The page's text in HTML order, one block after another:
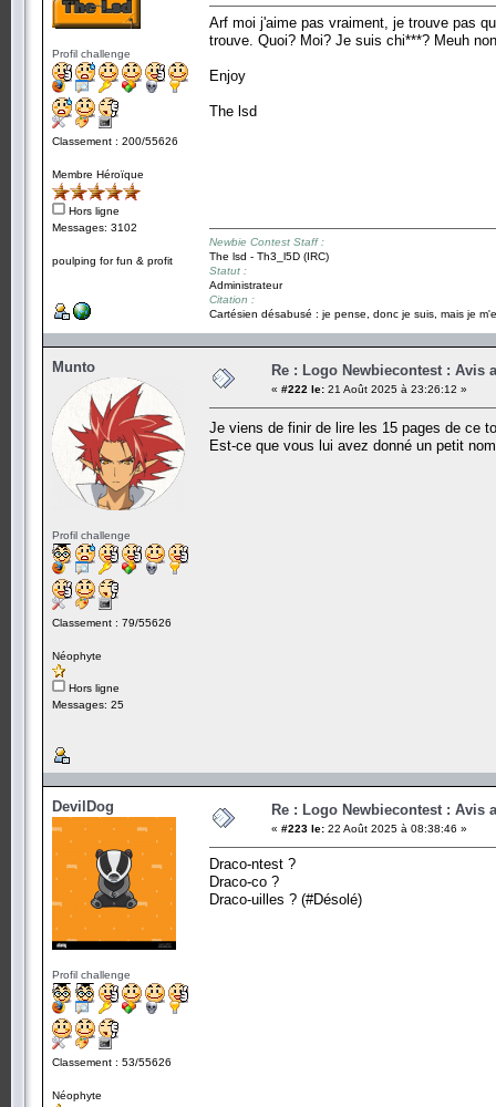
Profil challenge
Classement : 200/55626
Membre Héroïque
Hors ligne
Messages: 3102
poulping for fun & profit
Arf moi j'aime pas vraiment, je trouve pas
trouve. Quoi? Moi? Je suis chi***? Meuh
Enjoy
The lsd
Newbie Contest Staff :
The lsd - Th3_l5D (IRC)
Statut :
Administrateur
Citation :
Cartésien désabusé : je pense, donc je suis, mais je
Munto
Profil challenge
Classement : 79/55626
Néophyte
Hors ligne
Messages: 25
Re : Logo Newbiecontest : Avis
« #222 le: 21 Août 2025 à 23:26:12 »
Je viens de finir de lire les 15 pages de ce
Est-ce que vous lui avez donné un petit
DevilDog
Profil challenge
Classement : 53/55626
Néophyte
Re : Logo Newbiecontest : Avis
« #223 le: 22 Août 2025 à 08:38:46 »
Draco-ntest ?
Draco-co ?
Draco-uilles ? (#Désolé)